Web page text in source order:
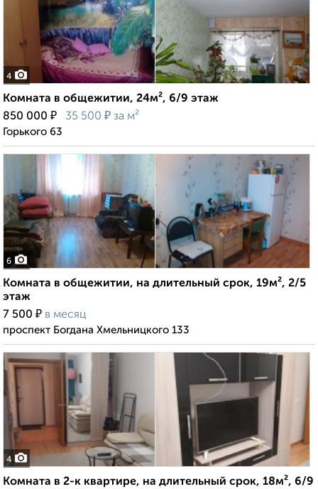
4
Комната в общежитии, 24м², 6/9 этаж
850 000 ₽ 35 500 ₽ за м²
Горького 63
6
Комната в общежитии, на длительный срок, 19м², 2/5
этаж
7 500 ₽ в месяц
проспект Богдана Хмельницкого 133
4
Комната в 2-к квартире, на длительный срок, 18м², 6/9